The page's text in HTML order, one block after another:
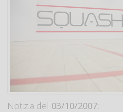
Notizia del 03/10/2007: